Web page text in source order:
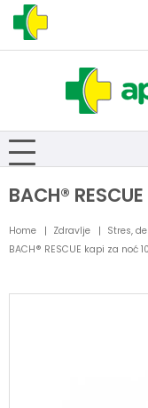
BACH®
Home Zdravlje
Stres,
BACH® RESCUE kapi za noć